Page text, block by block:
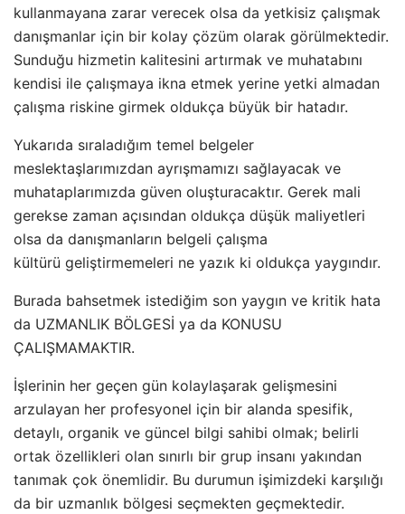
kullanmayana zarar verecek olsa da yetkisiz çalışmak
danışmanlar için bir kolay çözüm olarak görülmektedir.
Sunduğu hizmetin kalitesini artırmak ve muhatabını
kendisi ile çalışmaya ikna etmek yerine yetki almadan
çalışma riskine girmek oldukça büyük bir hatadır.
Yukarıda sıraladığım temel belgeler
meslektaşlarımızdan ayrışmamızı sağlayacak ve
muhataplarımızda güven oluşturacaktır. Gerek mali
gerekse zaman açısından oldukça düşük maliyetleri
olsa da danışmanların belgeli çalışma
kültürü geliştirmemeleri ne yazık ki oldukça yaygındır.
Burada bahsetmek istediğim son yaygın ve kritik hata
da UZMANLIK BÖLGESİ ya da KONUSU
ÇALIŞMAMAKTIR.
İşlerinin her geçen gün kolaylaşarak gelişmesini
arzulayan her profesyonel için bir alanda spesifik,
detaylı, organik ve güncel bilgi sahibi olmak; belirli
ortak özellikleri olan sınırlı bir grup insanı yakından
tanımak çok önemlidir. Bu durumun işimizdeki karşılığı
da bir uzmanlık bölgesi seçmekten geçmektedir.